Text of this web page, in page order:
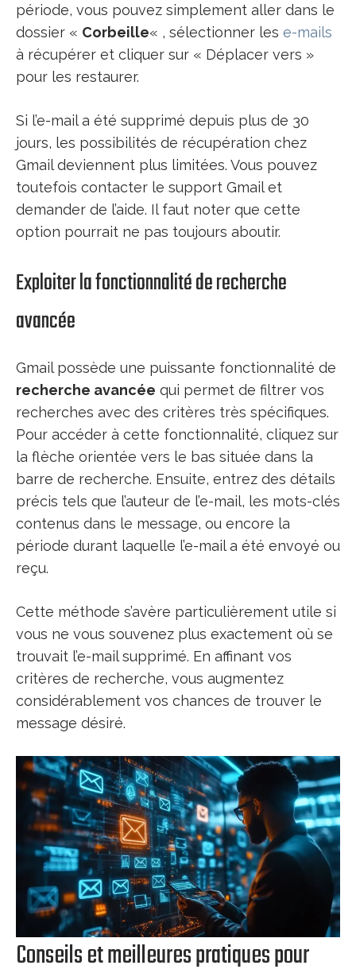
période, vous pouvez simplement aller dans le
dossier « Corbeille« , sélectionner les e-mails
à récupérer et cliquer sur « Déplacer vers »
pour les restaurer.
Si l’e-mail a été supprimé depuis plus de 30
jours, les possibilités de récupération chez
Gmail deviennent plus limitées. Vous pouvez
toutefois contacter le support Gmail et
demander de l’aide. Il faut noter que cette
option pourrait ne pas toujours aboutir.
Exploiter la fonctionnalité de recherche
avancée
Gmail possède une puissante fonctionnalité de
recherche avancée qui permet de filtrer vos
recherches avec des critères très spécifiques.
Pour accéder à cette fonctionnalité, cliquez sur
la flèche orientée vers le bas située dans la
barre de recherche. Ensuite, entrez des détails
précis tels que l’auteur de l’e-mail, les mots-clés
contenus dans le message, ou encore la
période durant laquelle l’e-mail a été envoyé ou
reçu.
Cette méthode s’avère particulièrement utile si
vous ne vous souvenez plus exactement où se
trouvait l’e-mail supprimé. En affinant vos
critères de recherche, vous augmentez
considérablement vos chances de trouver le
message désiré.
Conseils et meilleures pratiques pour